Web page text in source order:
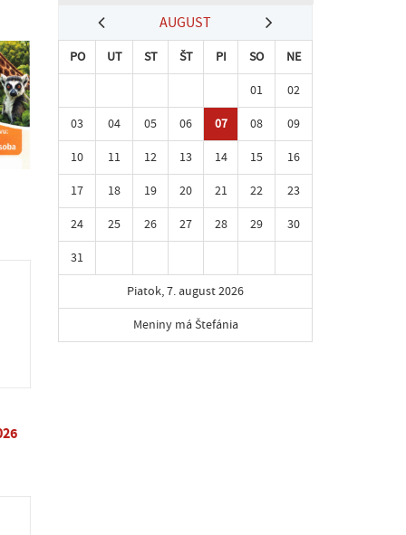
AUGUST
PO UT ST ŠT PI SO
NE
01
02
03
04 05 06 07 08
09
10
11 12 13 14 15
16
17
18 19 20 21 22
23
24
25 26 27 28 29
30
31
Piatok, 7. august 2026
Meniny má Štefánia